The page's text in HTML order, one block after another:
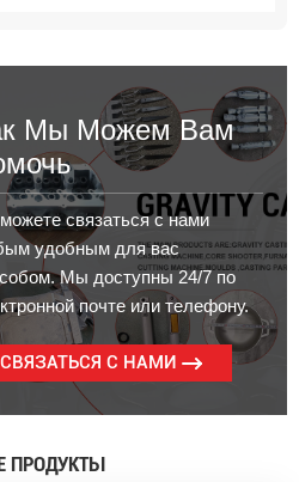
Мы Можем Вам
связаться с нами
удобным для вас
Мы доступны 24/7 по
почте или телефону.
СВЯЗАТЬСЯ С НАМИ
ПРОДУКТЫ